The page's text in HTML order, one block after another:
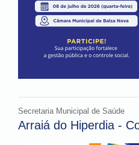
Secretaria Municipal de Saúde
Arraiá do Hiperdia -